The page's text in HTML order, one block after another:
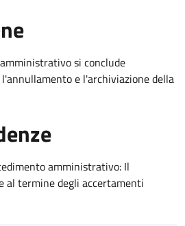
si conclude
e l'archiviazione della
amministrativo: Il
al termine degli accertamenti